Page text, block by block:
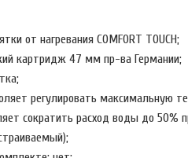
от нагревания COMFORT TOUCH;
картридж 47 мм пр-ва Германии;
регулировать максимальную
сократить расход воды до 50%